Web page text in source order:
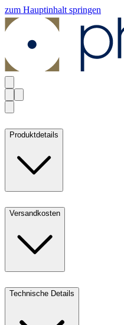
zum Hauptinhalt springen
Produktdetails
Versandkosten
Technische Details